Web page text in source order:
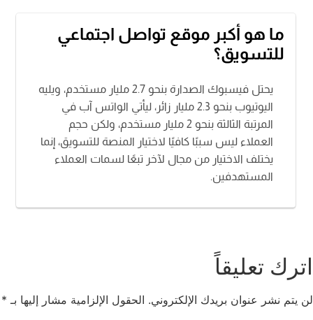
ما هو أكبر موقع تواصل اجتماعي
للتسويق؟
يحتل فيسبوك الصدارة بنحو 2.7 مليار مستخدم، ويليه
اليوتيوب بنحو 2.3 مليار زائر، ليأتي الواتس آب في
المرتبة الثالثة بنحو 2 مليار مستخدم، ولكن حجم
العملاء ليس سببًا كافيًا لاختيار المنصة للتسويق، إنما
يختلف الاختيار من مجال لآخر تبعًا لسمات العملاء
المستهدفين.
اترك تعليقاً
لن يتم نشر عنوان بريدك الإلكتروني. الحقول الإلزامية مشار إليها بـ *